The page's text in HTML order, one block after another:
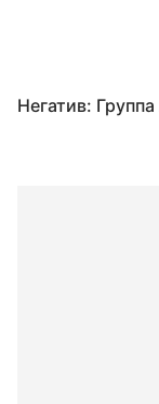
Негатив: